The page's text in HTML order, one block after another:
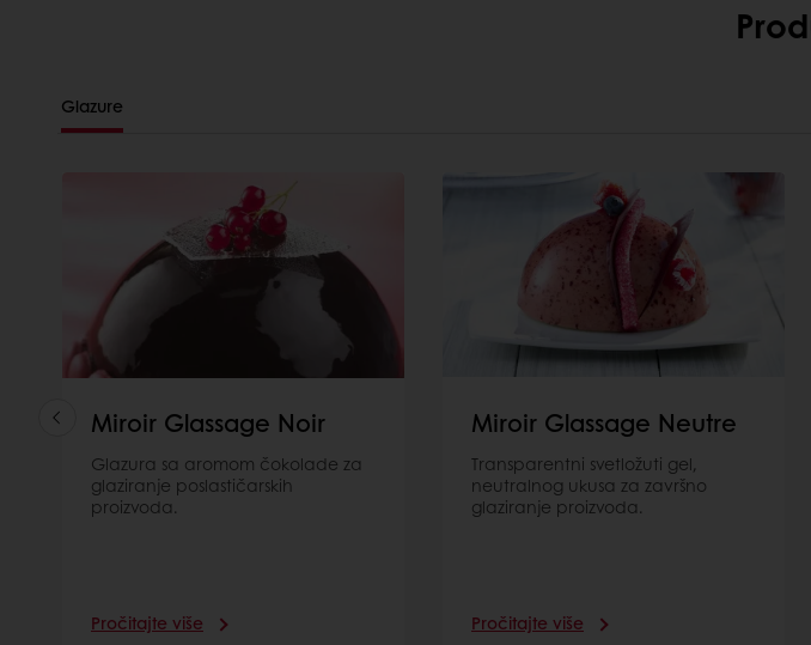
Glazure
Miroir Glassage Noir
Glazura sa aromom čokolade za
glaziranje poslastičarskih
proizvoda.
Pročitajte više
Miroir Glassage Neutre
Transparentni svetložuti gel,
neutralnog ukusa za završno
glaziranje proizvoda.
Pročitajte više